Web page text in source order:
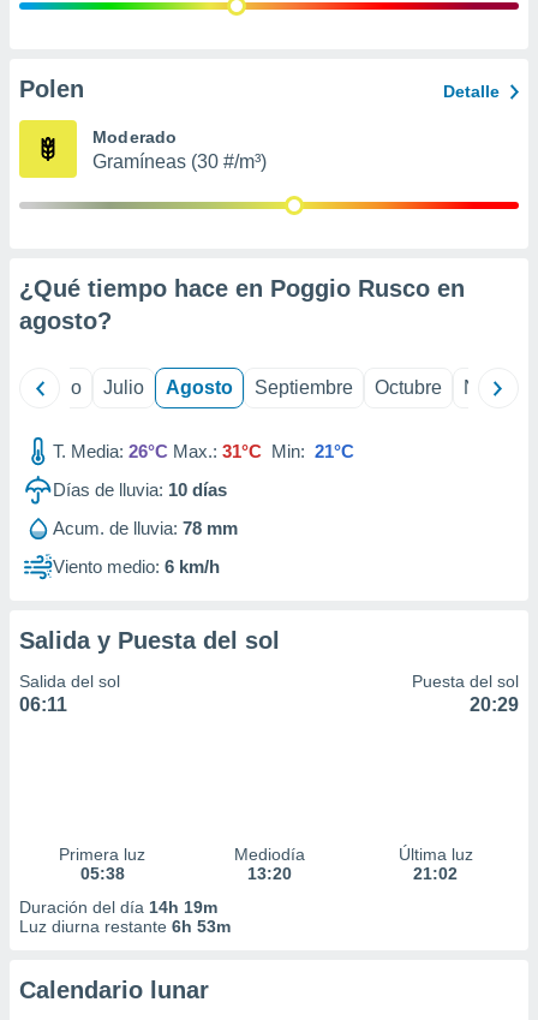
publicidad
de
Polen Detalle
Moderado
Gramíneas (30 #/m³)
¿Qué tiempo hace en Poggio Rusco en
agosto?
Junio Julio Agosto Septiembre Octubre
T. Media: 26°C Max.: 31°C Min: 21°C
Días de lluvia: 10 días
Acum. de lluvia: 78 mm
Viento medio: 6 km/h
Salida y Puesta del sol
Salida del sol
06:11
Puesta del sol
20:29
Primera luz
05:38
Mediodía
13:20
Última luz
21:02
Duración del día 14h 19m
Luz diurna restante 6h 53m
Calendario lunar